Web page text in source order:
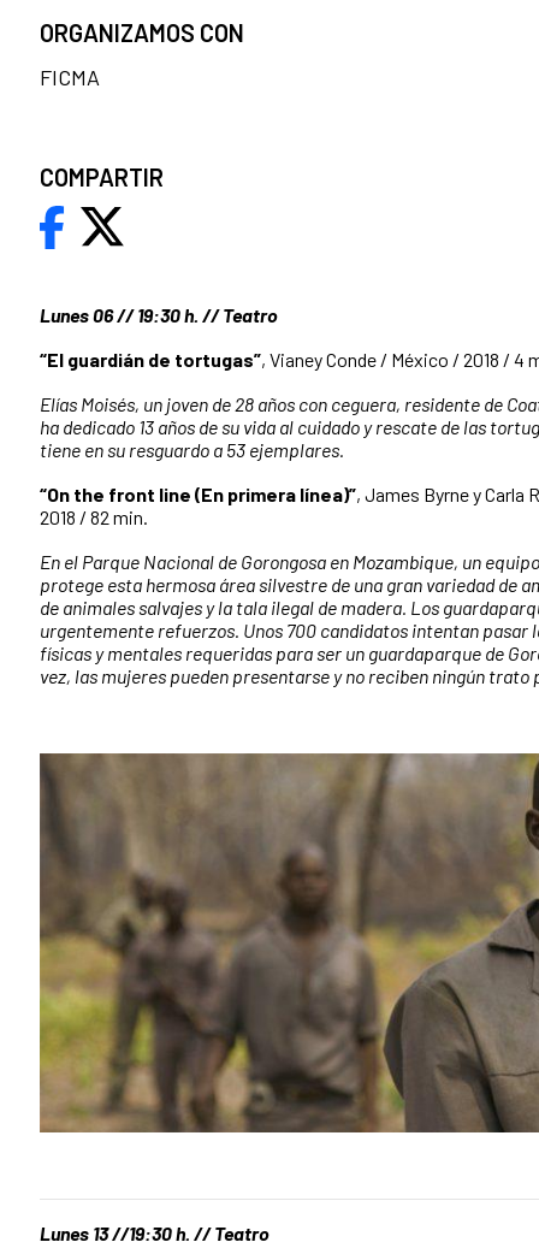
Lunes 06 // 19:30 h. // Teatro
“El guardián de tortugas”, Vianey Conde / México / 2018 / 4
Elías Moisés, un joven de 28 años con ceguera, residente de
ha dedicado 13 años de su vida al cuidado y rescate de las
tiene en su resguardo a 53 ejemplares.
“On the front line (En primera línea)”, James Byrne y Carla
2018 / 82 min.
En el Parque Nacional de Gorongosa en Mozambique, un
protege esta hermosa área silvestre de una gran variedad de
de animales salvajes y la tala ilegal de madera. Los
urgentemente refuerzos. Unos 700 candidatos intentan pasar
físicas y mentales requeridas para ser un guardaparque de
vez, las mujeres pueden presentarse y no reciben ningún
Lunes 13 //19:30 h. // Teatro
ORGANIZAMOS CON
FICMA
COMPARTIR